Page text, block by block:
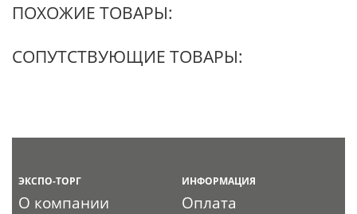
ПОХОЖИЕ ТОВАРЫ:
СОПУТСТВУЮЩИЕ ТОВАРЫ:
ЭКСПО-ТОРГ
О компании
ИНФОРМАЦИЯ
Оплата